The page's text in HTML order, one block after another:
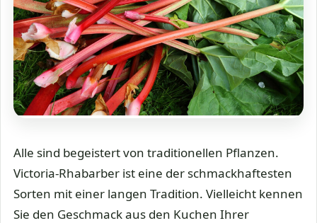
Alle sind begeistert von traditionellen Pflanzen.
Victoria-Rhabarber ist eine der schmackhaftesten
Sorten mit einer langen Tradition. Vielleicht kennen
Sie den Geschmack aus den Kuchen Ihrer